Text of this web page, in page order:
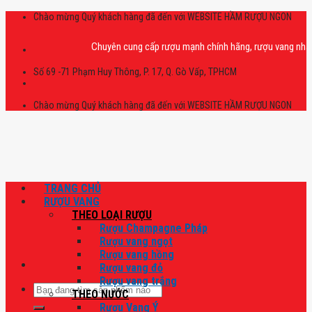
Skip
Chào mừng Quý khách hàng đã đến với WEBSITE HẦM RƯỢU NGON
Chuyên cung cấp rượu mạnh chính hãng, rượu vang nhập
Số 69 -71 Phạm Huy Thông, P. 17, Q. Gò Vấp, TPHCM
Chào mừng Quý khách hàng đã đến với WEBSITE HẦM RƯỢU NGON
Tìm
kiếm:
TRANG CHỦ
RƯỢU VANG
THEO LOẠI RƯỢU
Rượu Champagne Pháp
Rượu vang ngọt
Rượu vang hồng
Rượu vang đỏ
Rượu vang trắng
THEO NƯỚC
Rượu Vang Ý